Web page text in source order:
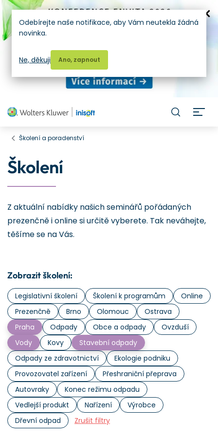
Školení a poradenství
Školení
Z aktuální nabídky našich seminářů pořádaných
prezenčně i online si určitě vyberete. Tak neváhejte,
těšíme se na Vás.
Zobrazit školení:
Legislativní školení Školení k programům
Online
Prezenčně
Brno Olomouc
Ostrava
Praha
Odpady Obce a odpady
Ovzduší
Vody
Kovy
Stavební odpady
Odpady ze zdravotnictví
Ekologie podniku
Provozovatel zařízení
Přeshraniční přeprava
Autovraky
Konec režimu odpadu
Vedlejší produkt
Nařízení
Výrobce
Dřevní odpad
Zrušit filtry
Odebírejte naše notifikace, aby Vám neutekla žádná
novinka.
Ano, zapnout
Ne, děkuji